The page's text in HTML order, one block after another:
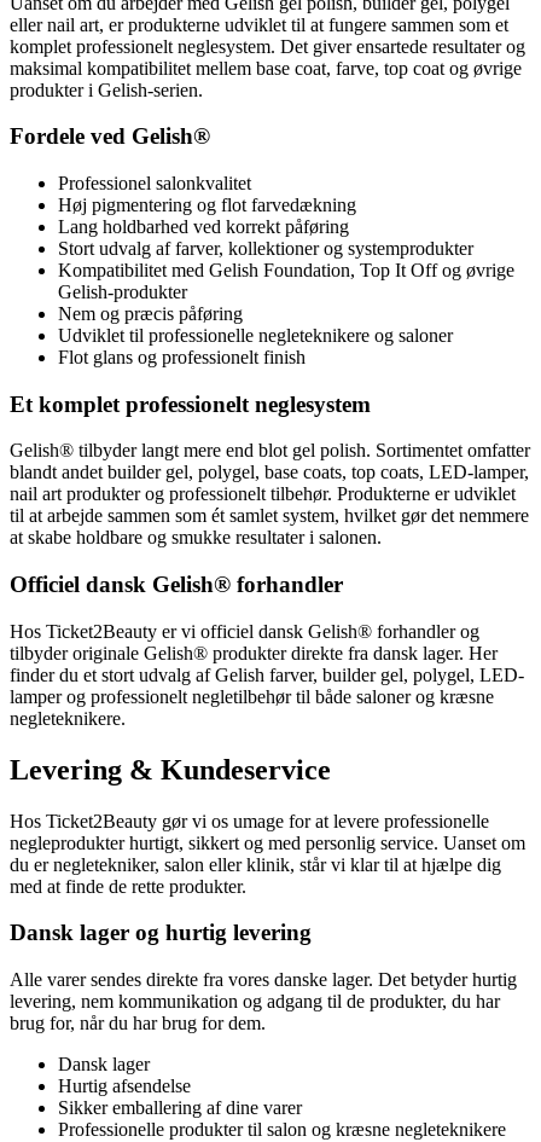
eller nail art, er produkterne udviklet til at fungere sammen som et
komplet professionelt neglesystem. Det giver ensartede resultater og
maksimal kompatibilitet mellem base coat, farve, top coat og øvrige
produkter i Gelish-serien.
Fordele ved Gelish®
Professionel salonkvalitet
Høj pigmentering og flot farvedækning
Lang holdbarhed ved korrekt påføring
Stort udvalg af farver, kollektioner og systemprodukter
Kompatibilitet med Gelish Foundation, Top It Off og øvrige
Gelish-produkter
Nem og præcis påføring
Udviklet til professionelle negleteknikere og saloner
Flot glans og professionelt finish
Et komplet professionelt neglesystem
Gelish® tilbyder langt mere end blot gel polish. Sortimentet omfatter
blandt andet builder gel, polygel, base coats, top coats, LED-lamper,
nail art produkter og professionelt tilbehør. Produkterne er udviklet
til at arbejde sammen som ét samlet system, hvilket gør det nemmere
at skabe holdbare og smukke resultater i salonen.
Officiel dansk Gelish® forhandler
Hos Ticket2Beauty er vi officiel dansk Gelish® forhandler og
tilbyder originale Gelish® produkter direkte fra dansk lager. Her
finder du et stort udvalg af Gelish farver, builder gel, polygel, LED-
lamper og professionelt negletilbehør til både saloner og kræsne
negleteknikere.
Levering & Kundeservice
Hos Ticket2Beauty gør vi os umage for at levere professionelle
negleprodukter hurtigt, sikkert og med personlig service. Uanset om
du er negletekniker, salon eller klinik, står vi klar til at hjælpe dig
med at finde de rette produkter.
Dansk lager og hurtig levering
Alle varer sendes direkte fra vores danske lager. Det betyder hurtig
levering, nem kommunikation og adgang til de produkter, du har
brug for, når du har brug for dem.
Dansk lager
Hurtig afsendelse
Sikker emballering af dine varer
Professionelle produkter til salon og kræsne negleteknikere